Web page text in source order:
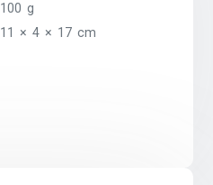
100 g
11 × 4 × 17 cm